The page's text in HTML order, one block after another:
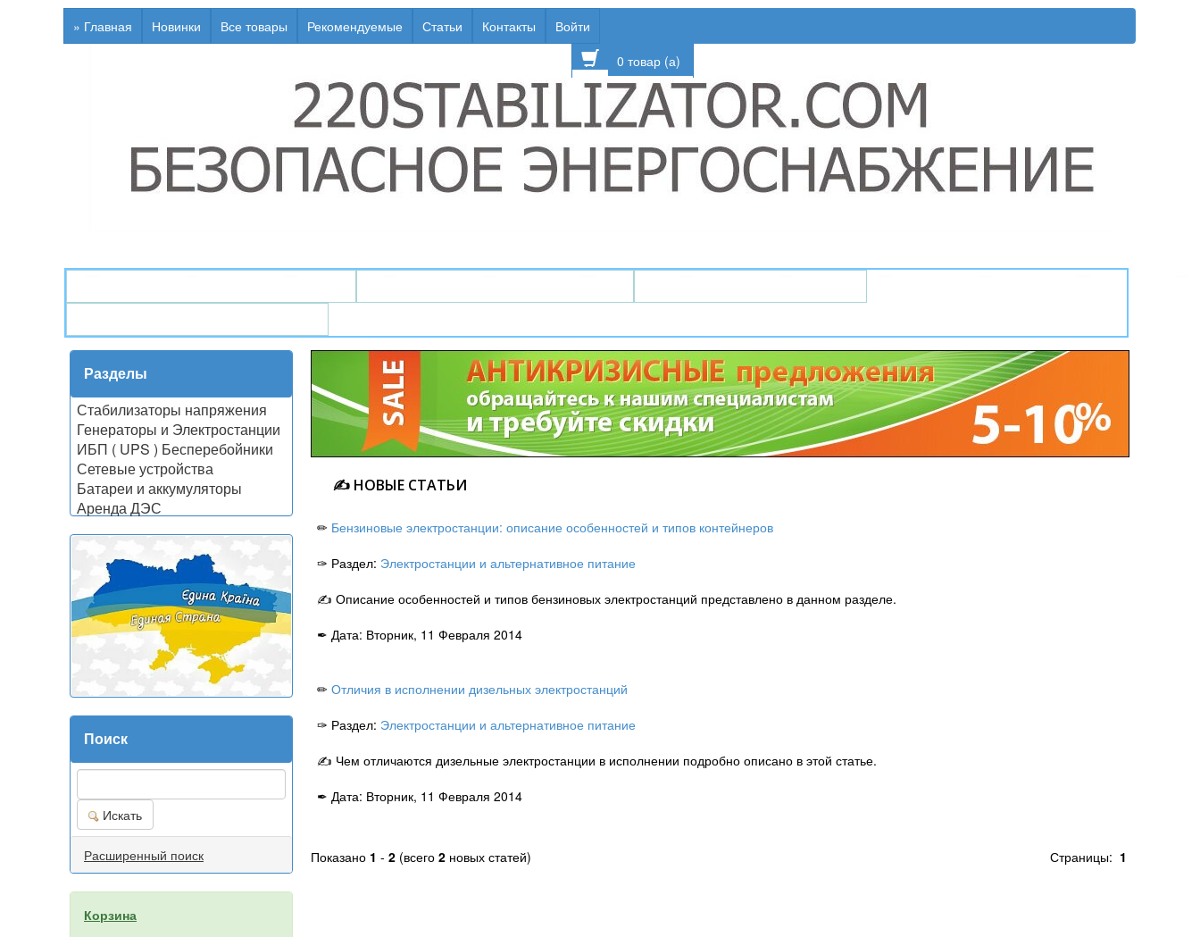
» Главная Новинки Все товары Рекомендуемые Статьи Контакты
Войти
0 товар (а)
Разделы
Стабилизаторы напряжения
Генераторы и Электростанции
ИБП ( UPS ) Бесперебойники
Сетевые устройства
Батареи и аккумуляторы
Аренда ДЭС
Поиск
Искать
Расширенный поиск
Корзина
✍ НОВЫЕ СТАТЬИ
✏ Бензиновые электростанции: описание особенностей и типов контейнеров
✑ Раздел: Электростанции и альтернативное питание
✍ Описание особенностей и типов бензиновых электростанций представлено в данном разделе.
✒ Дата: Вторник, 11 Февраля 2014
✏ Отличия в исполнении дизельных электростанций
✑ Раздел: Электростанции и альтернативное питание
✍ Чем отличаются дизельные электростанции в исполнении подробно описано в этой статье.
✒ Дата: Вторник, 11 Февраля 2014
Страницы: 1
Показано 1 - 2 (всего 2 новых статей)